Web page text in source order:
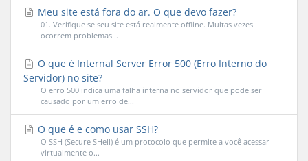
Meu site está fora do ar. O que devo fazer?
01. Verifique se seu site está realmente offline. Muitas vezes
ocorrem problemas...
O que é Internal Server Error 500 (Erro Interno do
Servidor) no site?
O erro 500 indica uma falha interna no servidor que pode ser
causado por um erro de...
O que é e como usar SSH?
O SSH (Secure SHell) é um protocolo que permite a você acessar
virtualmente o...